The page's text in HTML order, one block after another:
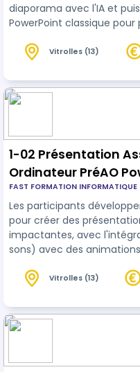
diaporama avec l'IA et
PowerPoint classique pour
Vitrolles (13)
1-02 Présentation Assistée par
Ordinateur PréAO
ICDL (3j) - v1.1 -
FAST FORMATION INFORMATIQUE
Les participants
pour créer des
impactantes, avec
sons) avec des
Vitrolles (13)